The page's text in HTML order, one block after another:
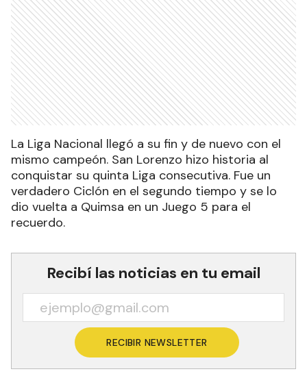
La Liga Nacional llegó a su fin y de nuevo con el
mismo campeón. San Lorenzo hizo historia al
conquistar su quinta Liga consecutiva. Fue un
verdadero Ciclón en el segundo tiempo y se lo
dio vuelta a Quimsa en un Juego 5 para el
recuerdo.
Recibí las noticias en tu email
RECIBIR NEWSLETTER